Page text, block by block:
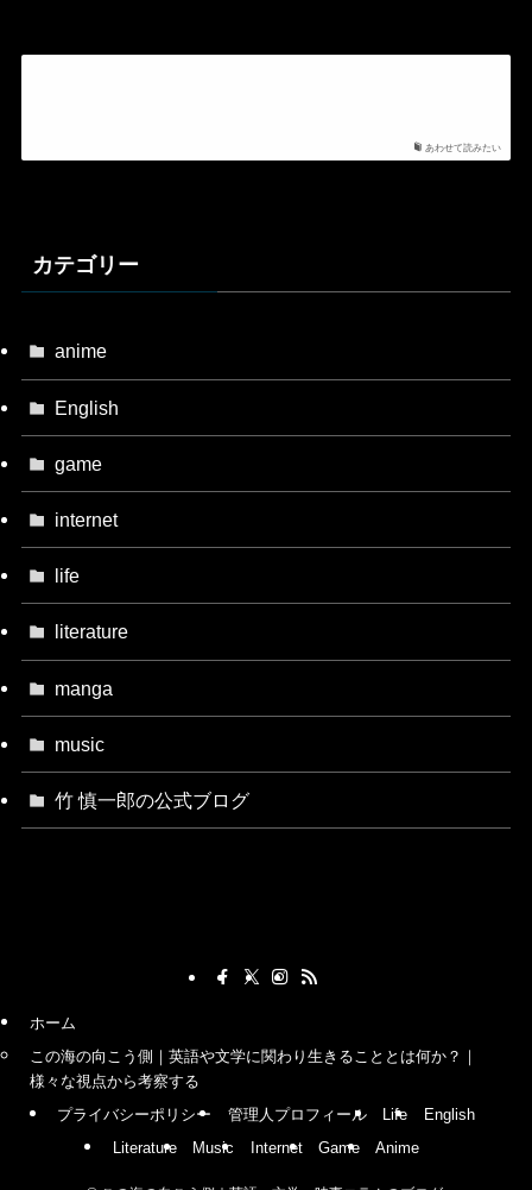
あわせて読みたい
カテゴリー
anime
English
game
internet
life
literature
manga
music
竹 慎一郎の公式ブログ
ホーム
この海の向こう側｜英語や文学に関わり生きることとは何か？｜
様々な視点から考察する
プライバシーポリシー
管理人プロフィール Life
English
Literature
Music Internet Game Anime